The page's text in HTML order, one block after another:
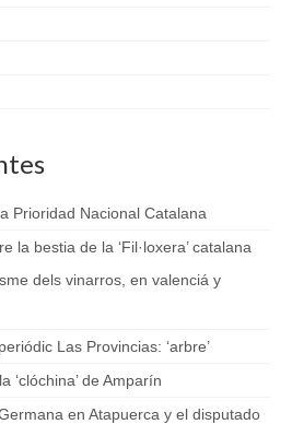
Prioridad Nacional Catalana
la bestia de la ‘Fil·loxera’ catalana
dels vinarros, en valenciá y
Las Provincias: ‘arbre’
‘clóchina’ de Amparín
en Atapuerca y el disputado